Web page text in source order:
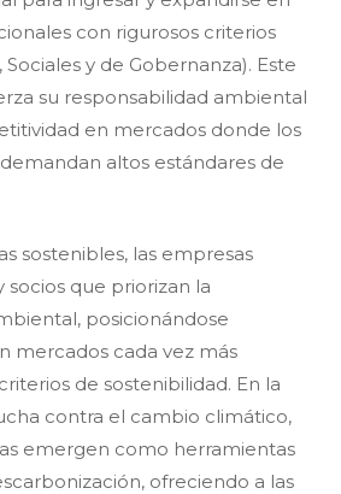
con rigurosos criterios
y de Gobernanza). Este
su responsabilidad ambiental
en mercados donde los
altos estándares de
sostenibles, las empresas
socios que priorizan la
posicionándose
mercados cada vez más
de sostenibilidad. En la
contra el cambio climático,
emergen como herramientas
ofreciendo a las